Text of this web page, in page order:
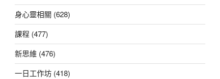
身心靈相關 (628)
課程 (477)
新思維 (476)
一日工作坊 (418)